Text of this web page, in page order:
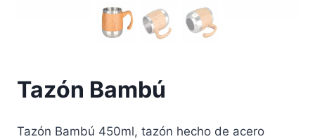
Tazón Bambú
Tazón Bambú 450ml, tazón hecho de acero